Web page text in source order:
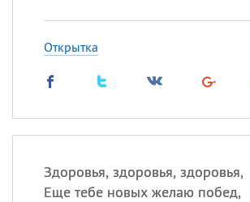
Открытка
Здоровья, здоровья, здоровья,
Еще тебе новых желаю побед,